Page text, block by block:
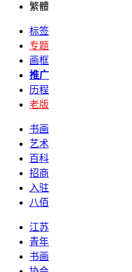
繁體
标签
专题
画框
推广
历程
老版
书画
艺术
百科
招商
入驻
八佰
江苏
青年
书画